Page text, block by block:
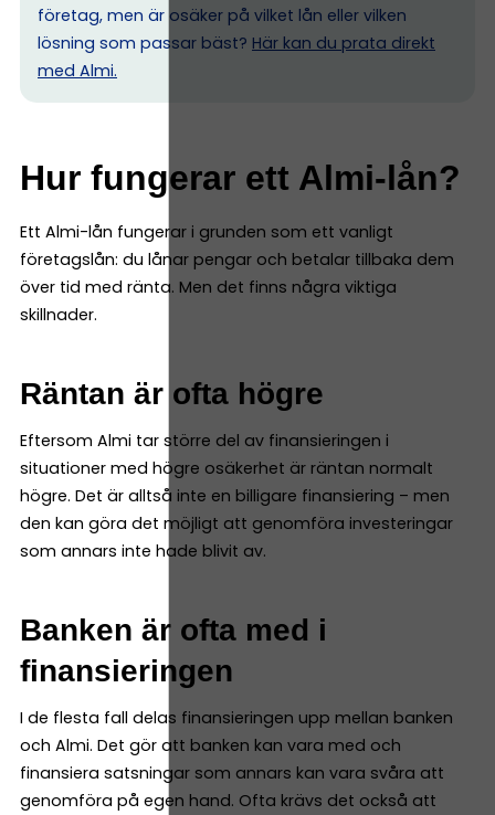
företag, men är osäker på vilket lån eller vilken
lösning som passar bäst? Här kan du prata direkt
med Almi.
Hur fungerar ett Almi-lån?
Ett Almi-lån fungerar i grunden som ett vanligt
företagslån: du lånar pengar och betalar tillbaka dem
över tid med ränta. Men det finns några viktiga
skillnader.
Räntan är ofta högre
Eftersom Almi tar större del av finansieringen i
situationer med högre osäkerhet är räntan normalt
högre. Det är alltså inte en billigare finansiering – men
den kan göra det möjligt att genomföra investeringar
som annars inte hade blivit av.
Banken är ofta med i
finansieringen
I de flesta fall delas finansieringen upp mellan banken
och Almi. Det gör att banken kan vara med och
finansiera satsningar som annars kan vara svåra att
genomföra på egen hand. Ofta krävs det också att